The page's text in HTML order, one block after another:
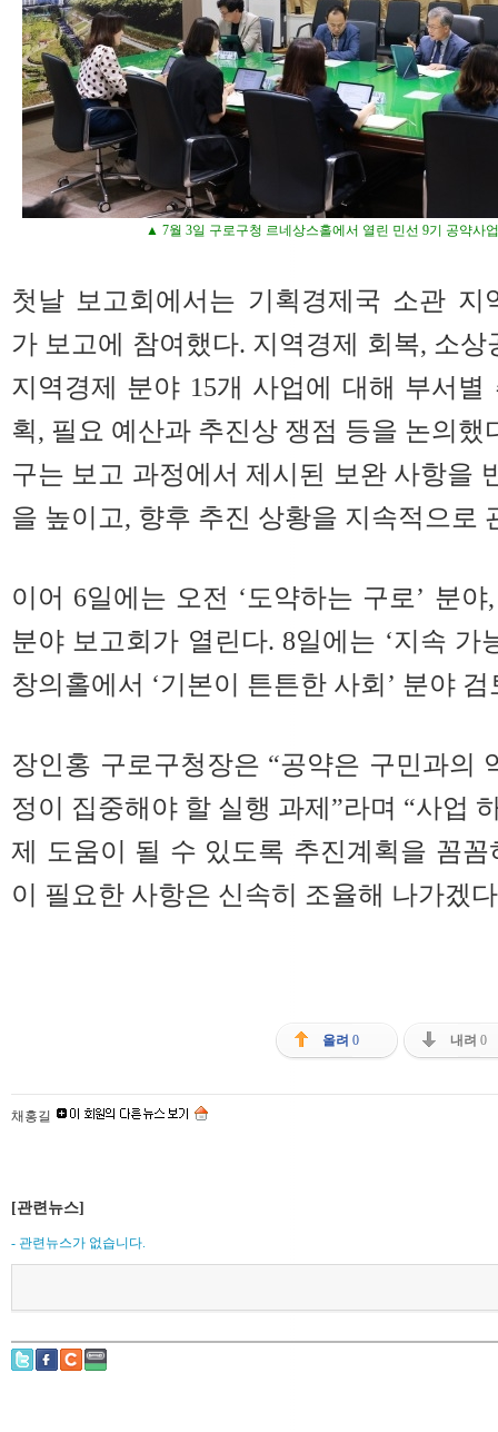
▲ 7월 3일 구로구청 르네상스홀에서 열린 민선 9기 공약사
첫날 보고회에서는 기획경제국 소관 지
가 보고에 참여했다. 지역경제 회복, 소
지역경제 분야 15개 사업에 대해 부서
획, 필요 예산과 추진상 쟁점 등을 논의했
구는 보고 과정에서 제시된 보완 사항을
을 높이고, 향후 추진 상황을 지속적으로
이어 6일에는 오전 ‘도약하는 구로’ 분야
분야 보고회가 열린다. 8일에는 ‘지속 가
창의홀에서 ‘기본이 튼튼한 사회’ 분야
장인홍 구로구청장은 “공약은 구민과의
정이 집중해야 할 실행 과제”라며 “사업
제 도움이 될 수 있도록 추진계획을 꼼
이 필요한 사항은 신속히 조율해 나가겠
올려 0 내려 0
채홍길
[관련뉴스]
- 관련뉴스가 없습니다.